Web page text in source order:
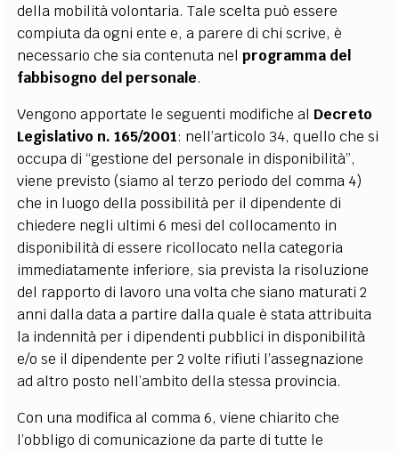
della mobilità volontaria. Tale scelta può essere
compiuta da ogni ente e, a parere di chi scrive, è
necessario che sia contenuta nelprogramma del
fabbisogno del personale.
Vengono apportate le seguenti modifiche al Decreto
Legislativo n. 165/2001: nell’articolo 34, quello che si
occupa di “gestione del personale in disponibilità”,
viene previsto (siamo al terzo periodo del comma 4)
che in luogo della possibilità per il dipendente di
chiedere negli ultimi 6 mesi del collocamento in
disponibilità di essere ricollocato nella categoria
immediatamente inferiore, sia prevista la risoluzione
del rapporto di lavoro una volta che siano maturati 2
anni dalla data a partire dalla quale è stata attribuita
la indennità per i dipendenti pubblici in disponibilità
e/o se il dipendente per 2 volte rifiuti l’assegnazione
ad altro posto nell’ambito della stessa provincia.
Con una modifica al comma 6, viene chiarito che
l’obbligo di comunicazione da parte di tutte le